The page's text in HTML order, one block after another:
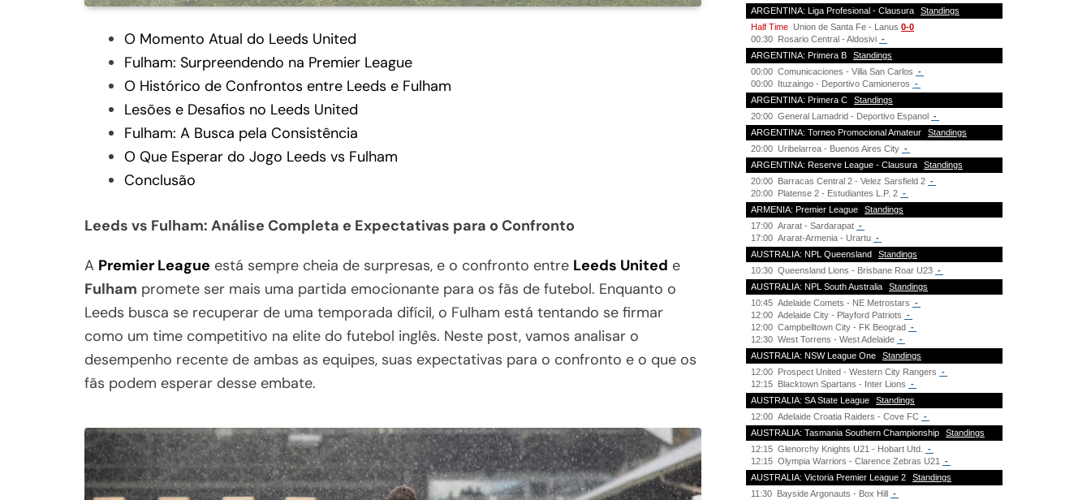
O Momento Atual do Leeds United
Fulham: Surpreendendo na Premier League
O Histórico de Confrontos entre Leeds e Fulham
Lesões e Desafios no Leeds United
Fulham: A Busca pela Consistência
O Que Esperar do Jogo Leeds vs Fulham
Conclusão
Leeds vs Fulham: Análise Completa e Expectativas para o Confronto
A Premier League está sempre cheia de surpresas, e o confronto entre Leeds United e
Fulham promete ser mais uma partida emocionante para os fãs de futebol. Enquanto o
Leeds busca se recuperar de uma temporada difícil, o Fulham está tentando se firmar
como um time competitivo na elite do futebol inglês. Neste post, vamos analisar o
desempenho recente de ambas as equipes, suas expectativas para o confronto e o que os
fãs podem esperar desse embate.